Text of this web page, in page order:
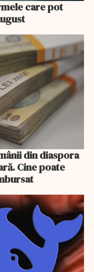
care pot
din diaspora
Cine poate